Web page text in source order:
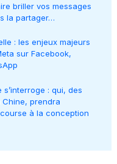
briller vos messages
la partager…
: les enjeux majeurs
sur Facebook,
: qui, des
Chine, prendra
à la conception